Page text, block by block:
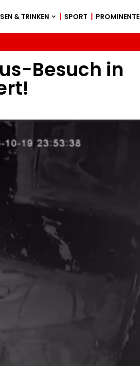
& TRINKEN SPORT PROMINENTE
Besuch in